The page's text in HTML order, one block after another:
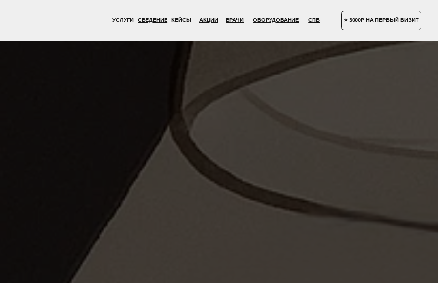
СВЕДЕНИЕ КЕЙСЫ АКЦИИ ВРАЧИ ОБОРУДОВАНИЕ СПБ ⭐ 3000Р НА ПЕРВЫЙ ВИЗИТ